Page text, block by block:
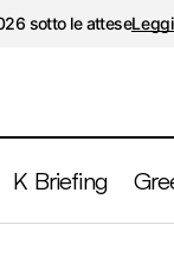
sotto le attese
K Briefing